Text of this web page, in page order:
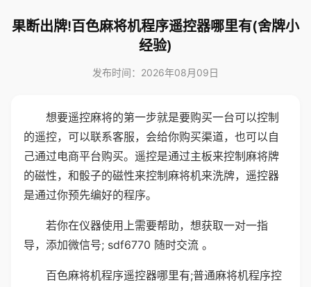
果断出牌!百色麻将机程序遥控器哪里有(舍牌小
经验)
发布时间：2026年08月09日
想要遥控麻将的第一步就是要购买一台可以控制
的遥控，可以联系客服，会给你购买渠道，也可以自
己通过电商平台购买。遥控是通过主板来控制麻将牌
的磁性，和骰子的磁性来控制麻将机来洗牌，遥控器
是通过你预先编好的程序。
若你在仪器使用上需要帮助，想获取一对一指
导，添加微信号; sdf6770 随时交流 。
百色麻将机程序遥控器哪里有;普通麻将机程序控